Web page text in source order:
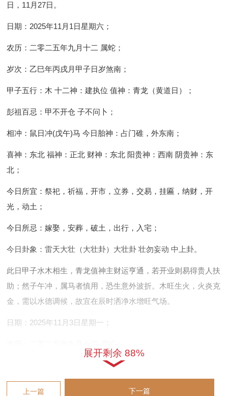
日，11月27日。
日期：2025年11月1日星期六；
农历：二零二五年九月十二 属蛇；
岁次：乙巳年丙戌月甲子日岁煞南；
甲子五行：木 十二神：建执位 值神：青龙（黄道日）；
彭祖百忌：甲不开仓 子不问卜；
相冲：鼠日冲(戊午)马 今日胎神：占门碓，外东南；
喜神：东北 福神：正北 财神：东北 阳贵神：西南 阴贵神：东
北；
今日所宜：祭祀，祈福，开市，立券，交易，挂匾，纳财，开
光，动土；
今日所忌：嫁娶，安葬，破土，出行，入宅；
今日卦象：雷天大壮（大壮卦）大壮卦 壮勿妄动 中上卦。
此日甲子水木相生，青龙值神主财运亨通，若开业则易得贵人扶
助；然子午冲，属马者慎用，恐生意外波折。木旺生火，火炎克
金，需以水德调候，故宜在辰时洒净水增旺气场。
日期：2025年11月3日星期一；
岁次：乙巳年丙戌月丙寅日岁煞北；
甲子五行：火 十二神：除执位 值神：天德（黄道日）；
展开剩余 88%
上一篇 下一篇